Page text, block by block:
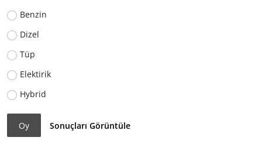
Benzin
Dizel
Tüp
Elektirik
Hybrid
Oy Sonuçları Görüntüle